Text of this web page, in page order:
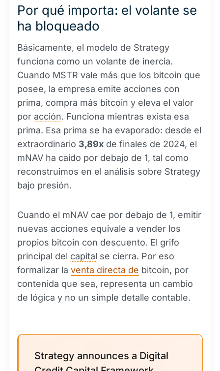
Por qué importa: el volante se
ha bloqueado
Básicamente, el modelo de Strategy
funciona como un volante de inercia.
Cuando MSTR vale más que los bitcoin que
posee, la empresa emite acciones con
prima, compra más bitcoin y eleva el valor
por acción. Funciona mientras exista esa
prima. Esa prima se ha evaporado: desde el
extraordinario 3,89x de finales de 2024, el
mNAV ha caído por debajo de 1, tal como
reconstruimos en el análisis sobre Strategy
bajo presión.
Cuando el mNAV cae por debajo de 1, emitir
nuevas acciones equivale a vender los
propios bitcoin con descuento. El grifo
principal del capital se cierra. Por eso
formalizar la venta directa de bitcoin, por
contenida que sea, representa un cambio
de lógica y no un simple detalle contable.
Strategy announces a Digital